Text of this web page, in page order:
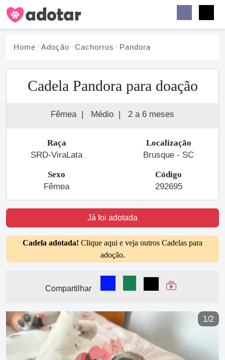
Home Adoção Cachorros Pandora
Cadela Pandora para doação
Fêmea | Médio | 2 a 6 meses
Raça
SRD-ViraLata
Localização
Brusque - SC
Sexo
Fêmea
Código
292695
Já foi adotada
Cadela adotada! Clique aqui e veja outros Cadelas para
adoção.
Compartilhar
Compartilhar no Facebook
Compartilhar no
Compartilhar
Ver Web Story
1/2